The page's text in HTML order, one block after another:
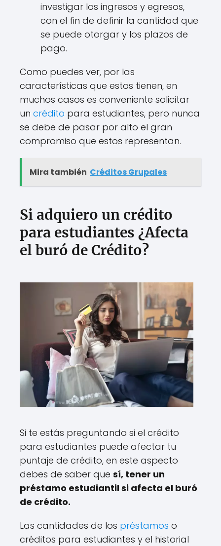
investigar los ingresos y egresos,
con el fin de definir la cantidad que
se puede otorgar y los plazos de
pago.
Como puedes ver, por las
características que estos tienen, en
muchos casos es conveniente solicitar
un crédito para estudiantes, pero nunca
se debe de pasar por alto el gran
compromiso que estos representan.
Mira también Créditos Grupales
Si adquiero un crédito
para estudiantes ¿Afecta
el buró de Crédito?
Si te estás preguntando si el crédito
para estudiantes puede afectar tu
puntaje de crédito, en este aspecto
debes de saber que sí, tener un
préstamo estudiantil si afecta el buró
de crédito.
Las cantidades de los préstamos o
créditos para estudiantes y el historial